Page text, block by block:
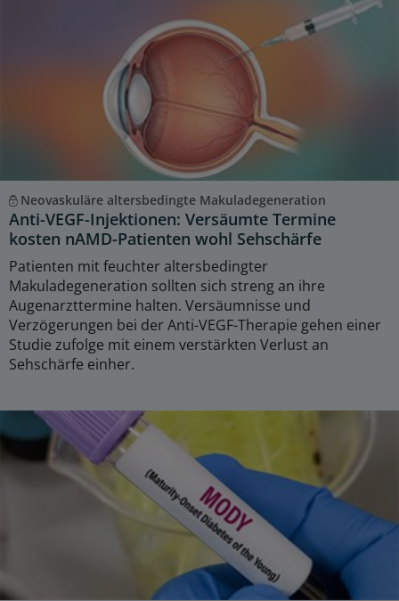
Neovaskuläre altersbedingte Makuladegeneration
Anti-VEGF-Injektionen: Versäumte Termine
kosten nAMD-Patienten wohl Sehschärfe
Patienten mit feuchter altersbedingter
Makuladegeneration sollten sich streng an ihre
Augenarzttermine halten. Versäumnisse und
Verzögerungen bei der Anti-VEGF-Therapie gehen einer
Studie zufolge mit einem verstärkten Verlust an
Sehschärfe einher.